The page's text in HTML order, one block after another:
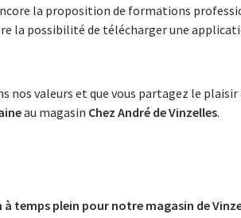
la proposition de formations
la possibilité de télécharger une
nos valeurs et que vous partagez le
au magasin Chez André de Vinzelles.
temps plein pour notre magasin de